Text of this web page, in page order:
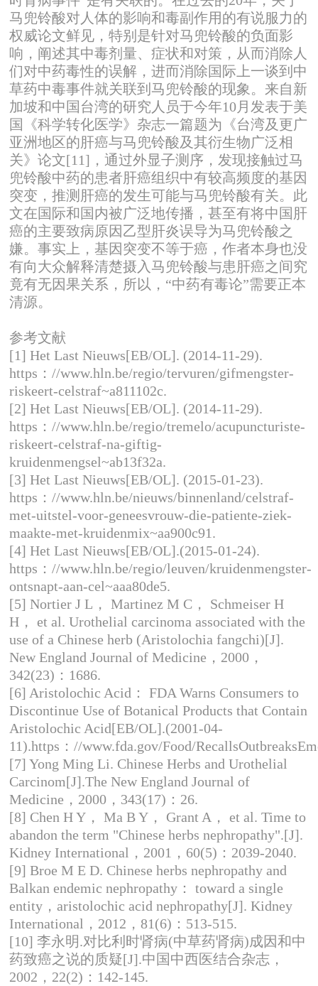
参考文献
[1] Het Last Nieuws[EB/OL]. (2014-11-29).
https：//www.hln.be/regio/tervuren/gifmengster-
riskeert-celstraf~a811102c.
[2] Het Last Nieuws[EB/OL]. (2014-11-29).
https：//www.hln.be/regio/tremelo/acupuncturiste-
riskeert-celstraf-na-giftig-
kruidenmengsel~ab13f32a.
[3] Het Last Nieuws[EB/OL]. (2015-01-23).
https：//www.hln.be/nieuws/binnenland/celstraf-
met-uitstel-voor-geneesvrouw-die-patiente-ziek-
maakte-met-kruidenmix~aa900c91.
[4] Het Last Nieuws[EB/OL].(2015-01-24).
https：//www.hln.be/regio/leuven/kruidenmengster-
ontsnapt-aan-cel~aaa80de5.
[5] Nortier J L， Martinez M C， Schmeiser H
H， et al. Urothelial carcinoma associated with the
use of a Chinese herb (Aristolochia fangchi)[J].
New England Journal of Medicine，2000，
342(23)：1686.
[6] Aristolochic Acid： FDA Warns Consumers to
Discontinue Use of Botanical Products that Contain
Aristolochic Acid[EB/OL].(2001-04-
11).https：//www.fda.gov/Food/
[7] Yong Ming Li. Chinese Herbs and Urothelial
Carcinom[J].The New England Journal of
Medicine，2000，343(17)：26.
[8] Chen H Y， Ma B Y， Grant A， et al. Time to
abandon the term "Chinese herbs nephropathy".[J].
Kidney International，2001，60(5)：2039-2040.
[9] Broe M E D. Chinese herbs nephropathy and
Balkan endemic nephropathy： toward a single
entity，aristolochic acid nephropathy[J]. Kidney
International，2012，81(6)：513-515.
[10] 李永明.对比利时肾病(中草药肾病)成因和中
药致癌之说的质疑[J].中国中西医结合杂志，
2002，22(2)：142-145.